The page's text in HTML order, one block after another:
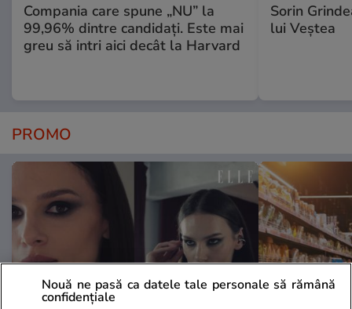
Compania care spune „NU” la
99,96% dintre candidați. Este mai
greu să intri aici decât la Harvard
Sorin
lui Veștea
PROMO
Nouă ne pasă ca datele tale personale să rămână
confidențiale